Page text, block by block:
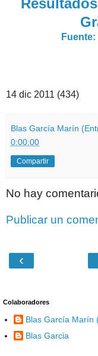
14 dic 2011 (434)
Blas García Marín
0:00:00
Compartir
No hay
Publicar un
‹
Colaboradores
Blas García Marín
Blas Garcia